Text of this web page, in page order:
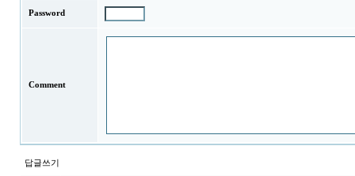
Password
Comment
답글쓰기